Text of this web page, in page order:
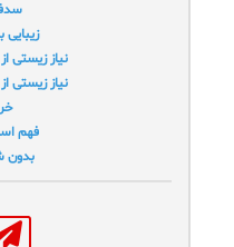
نیاز زیستی
نیاز زیستی
فهم
بدون